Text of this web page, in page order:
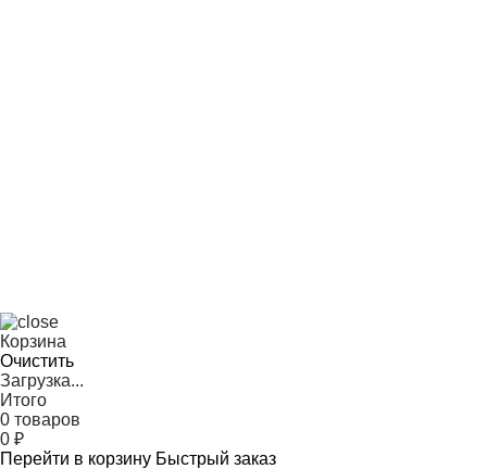
Корзина
Очистить
Загрузка...
Итого
0 товаров
0 ₽
Перейти в корзину Быстрый заказ